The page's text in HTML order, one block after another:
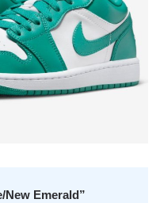
New Emerald”